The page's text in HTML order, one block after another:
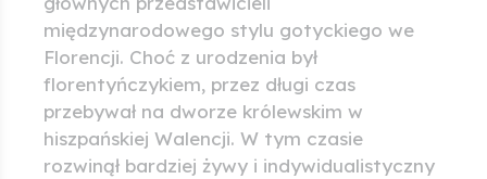
międzynarodowego stylu gotyckiego we
Florencji. Choć z urodzenia był
florentyńczykiem, przez długi czas
przebywał na dworze królewskim w
hiszpańskiej Walencji. W tym czasie
rozwinął bardziej żywy i indywidualistyczny